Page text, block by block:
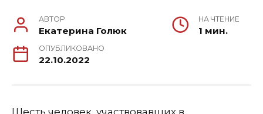
АВТОР
Екатерина Голюк
НА ЧТЕНИЕ
1 мин.
ОПУБЛИКОВАНО
22.10.2022
Шесть человек, участвовавших в